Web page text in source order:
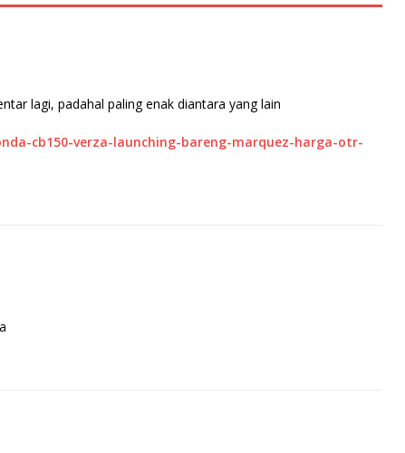
lagi, padahal paling enak diantara yang lain
cb150-verza-launching-bareng-marquez-harga-otr-